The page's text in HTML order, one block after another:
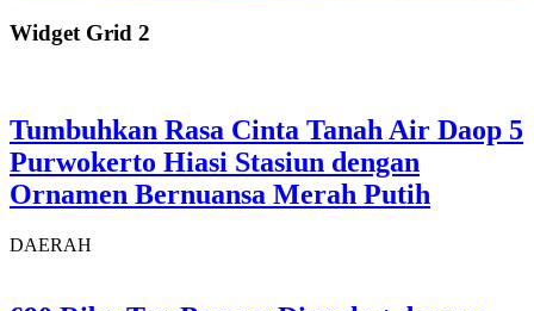
Widget Grid 2
Tumbuhkan Rasa Cinta Tanah Air Daop 5
Purwokerto Hiasi Stasiun dengan
Ornamen Bernuansa Merah Putih
DAERAH